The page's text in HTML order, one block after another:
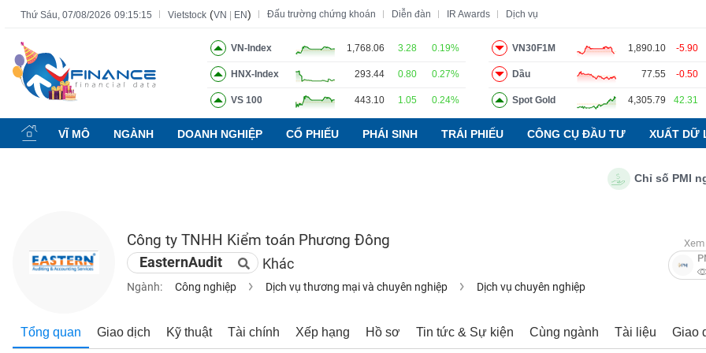
Thứ Sáu, 07/08/2026 09:15:16 Vietstock (VN EN) Đấu trường chứng khoán Diễn đàn IR Awards Dịch vụ
VN-Index 1,768.06 3.28 0.19%
HNX-Index 293.44 0.80 0.27%
VS 100 443.10 1.05 0.24%
VN30F1M 1,890.10 -5.90
Dầu 77.55 -0.50
Spot Gold 4,305.79 42.31
VĨ MÔ NGÀNH DOANH NGHIỆP CỔ PHIẾU PHÁI SINH TRÁI PHIẾU CÔNG CỤ ĐẦU TƯ XUẤT DỮ
Chỉ số PMI
Công ty TNHH Kiểm toán Phương Đông
EasternAudit Khác
Ngành: Công nghiệp Dịch vụ thương mại và chuyên nghiệp Dịch vụ chuyên nghiệp
Tổng quan Giao dịch Kỹ thuật Tài chính Xếp hạng Hồ sơ Tin tức & Sự kiện Cùng ngành Tài liệu Giao
Tất cả Tính năng Ngành Mã chứng khoán Lãnh đạo Báo cáo phân tích Thuật ngữ
Tính
năng
(-)
KHOÁN
NGHIỆP